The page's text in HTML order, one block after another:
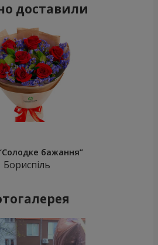
доставили
бажання”
Бориспіль